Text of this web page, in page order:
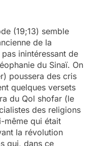
(19;13) semble
de la
inintéressant de
du Sinaï. On
poussera des cris
quelques versets
du Qol shofar (le
des religions
même qui était
la révolution
qui, dans ce